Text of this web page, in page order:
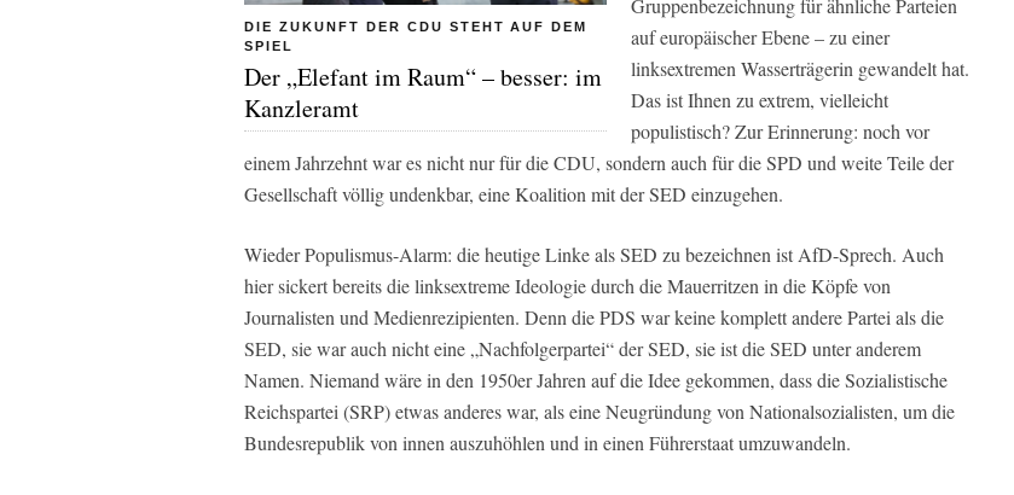
DIE ZUKUNFT DER CDU STEHT AUF DEM
SPIEL
Der „Elefant im Raum“ – besser: im
Kanzleramt
Gruppenbezeichnung für ähnliche Parteien
auf europäischer Ebene – zu einer
linksextremen Wasserträgerin gewandelt hat.
Das ist Ihnen zu extrem, vielleicht
populistisch? Zur Erinnerung: noch vor
einem Jahrzehnt war es nicht nur für die CDU, sondern auch für die SPD und weite Teile der
Gesellschaft völlig undenkbar, eine Koalition mit der SED einzugehen.
Wieder Populismus-Alarm: die heutige Linke als SED zu bezeichnen ist AfD-Sprech. Auch
hier sickert bereits die linksextreme Ideologie durch die Mauerritzen in die Köpfe von
Journalisten und Medienrezipienten. Denn die PDS war keine komplett andere Partei als die
SED, sie war auch nicht eine „Nachfolgerpartei“ der SED, sie ist die SED unter anderem
Namen. Niemand wäre in den 1950er Jahren auf die Idee gekommen, dass die Sozialistische
Reichspartei (SRP) etwas anderes war, als eine Neugründung von Nationalsozialisten, um die
Bundesrepublik von innen auszuhöhlen und in einen Führerstaat umzuwandeln.